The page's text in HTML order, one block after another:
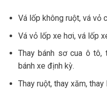
Vá lốp không ruột, vá vỏ
Vá vỏ lốp xe hơi, vá lốp
Thay bánh sơ cua ô tô,
bánh xe định kỳ.
Thay ruột, thay xăm, thay